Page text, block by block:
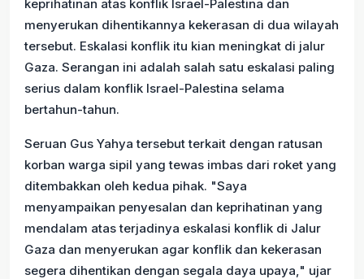
keprihatinan atas konflik Israel-Palestina dan
menyerukan dihentikannya kekerasan di dua wilayah
tersebut. Eskalasi konflik itu kian meningkat di jalur
Gaza. Serangan ini adalah salah satu eskalasi paling
serius dalam konflik Israel-Palestina selama
bertahun-tahun.
Seruan Gus Yahya tersebut terkait dengan ratusan
korban warga sipil yang tewas imbas dari roket yang
ditembakkan oleh kedua pihak. "Saya
menyampaikan penyesalan dan keprihatinan yang
mendalam atas terjadinya eskalasi konflik di Jalur
Gaza dan menyerukan agar konflik dan kekerasan
segera dihentikan dengan segala daya upaya," ujar